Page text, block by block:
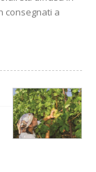
consegnati a